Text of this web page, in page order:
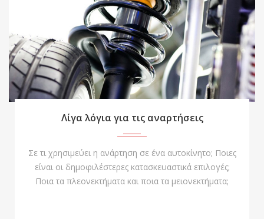
Λίγα λόγια για τις αναρτήσεις
Σε τι χρησιμεύει η ανάρτηση σε ένα αυτοκίνητο; Ποιες
είναι οι δημοφιλέστερες κατασκευαστικά επιλογές;
Ποια τα πλεονεκτήματα και ποια τα μειονεκτήματα;